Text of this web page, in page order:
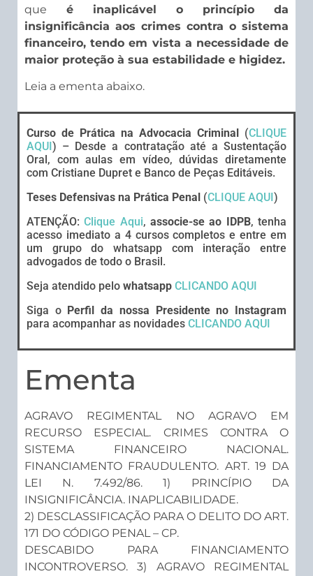
que é inaplicável o princípio da
insignificância aos crimes contra o sistema
financeiro, tendo em vista a necessidade de
maior proteção à sua estabilidade e higidez.
Leia a ementa abaixo.
Curso de Prática na Advocacia Criminal (CLIQUE
AQUI ) – Desde a contratação até a Sustentação
Oral, com aulas em vídeo, dúvidas diretamente
com Cristiane Dupret e Banco de Peças Editáveis.
Teses Defensivas na Prática Penal (CLIQUE AQUI )
ATENÇÃO:Clique Aqui,associe-se ao IDPB, tenha
acesso imediato a 4 cursos completos e entre em
um grupo do whatsapp com interação entre
advogados de todo o Brasil.
Seja atendido pelo whatsapp CLICANDO AQUI
Siga o Perfil da nossa Presidente no Instagram
para acompanhar as novidades CLICANDO AQUI
Ementa
AGRAVO REGIMENTAL NO AGRAVO EM
RECURSO ESPECIAL. CRIMES CONTRA O
SISTEMA FINANCEIRO NACIONAL.
FINANCIAMENTO FRAUDULENTO. ART. 19 DA
LEI N. 7.492/86. 1) PRINCÍPIO DA
INSIGNIFICÂNCIA. INAPLICABILIDADE.
2) DESCLASSIFICAÇÃO PARA O DELITO DO ART.
171 DO CÓDIGO PENAL – CP.
DESCABIDO PARA FINANCIAMENTO
INCONTROVERSO. 3) AGRAVO REGIMENTAL